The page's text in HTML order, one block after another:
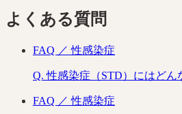
よくある質問
FAQ ／性感染症
Q.性感染症（STD）にはどん
FAQ ／性感染症